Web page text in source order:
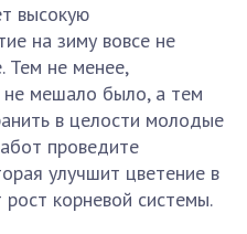
высокую
на зиму вовсе не
Тем не менее,
не мешало было, а тем
в целости молодые
проведите
улучшит цветение в
корневой системы.